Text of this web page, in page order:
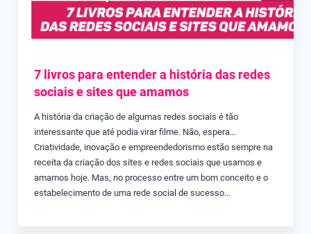
7 livros para entender a história das redes
sociais e sites que amamos
A história da criação de algumas redes sociais é tão
interessante que até podia virar filme. Não, espera…
Criatividade, inovação e empreendedorismo estão sempre na
receita da criação dos sites e redes sociais que usamos e
amamos hoje. Mas, no processo entre um bom conceito e o
estabelecimento de uma rede social de sucesso…